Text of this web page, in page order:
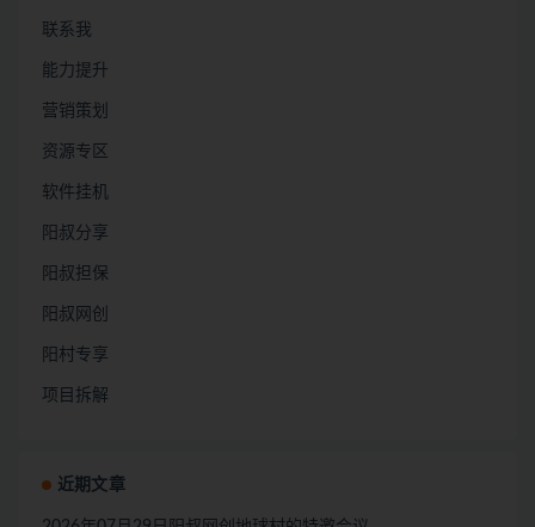
联系我
能力提升
营销策划
资源专区
软件挂机
阳叔分享
阳叔担保
阳叔网创
阳村专享
项目拆解
近期文章